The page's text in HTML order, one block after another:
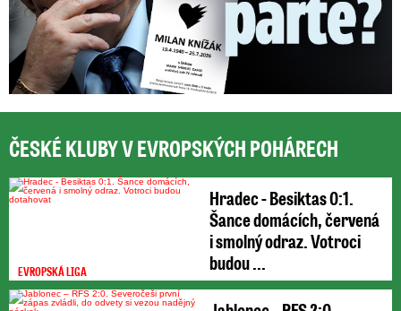
ČESKÉ KLUBY V EVROPSKÝCH POHÁRECH
EVROPSKÁ LIGA
Hradec - Besiktas 0:1.
Šance domácích, červená
i smolný odraz. Votroci
budou ...